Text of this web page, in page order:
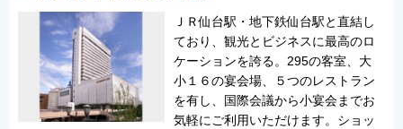
ＪＲ仙台駅・地下鉄仙台駅と直結し
ており、観光とビジネスに最高のロ
ケーションを誇る。295の客室、大
小１６の宴会場、５つのレストラン
を有し、国際会議から小宴会までお
気軽にご利用いただけます。ショッ